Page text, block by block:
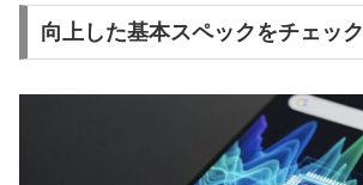
向上した基本スペックをチェック